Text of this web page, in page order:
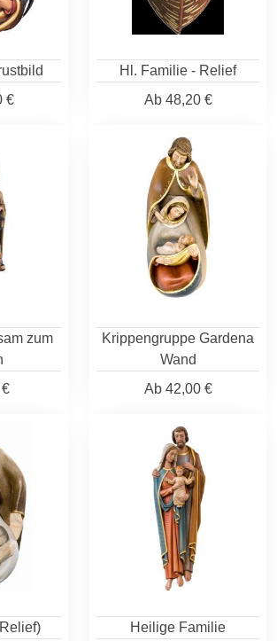
€
Hl. Familie - Relief
Ab48,20 €
zum
Krippengruppe Gardena
Wand
Ab42,00 €
Heilige Familie